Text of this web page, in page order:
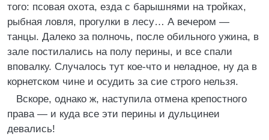
того: псовая охота, езда с барышнями на тройках,
рыбная ловля, прогулки в лесу… А вечером —
танцы. Далеко за полночь, после обильного ужина, в
зале постилались на полу перины, и все спали
вповалку. Случалось тут кое-что и неладное, ну да в
корнетском чине и осудить за сие строго нельзя.
Вскоре, однако ж, наступила отмена крепостного
права — и куда все эти перины и дульцинеи
девались!